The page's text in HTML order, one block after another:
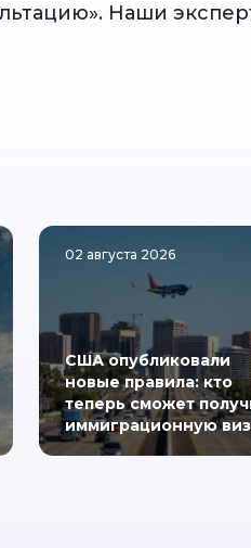
Наши
02 августа 2026
США опубликовали
новые правила: кто
теперь сможет
иммиграционную